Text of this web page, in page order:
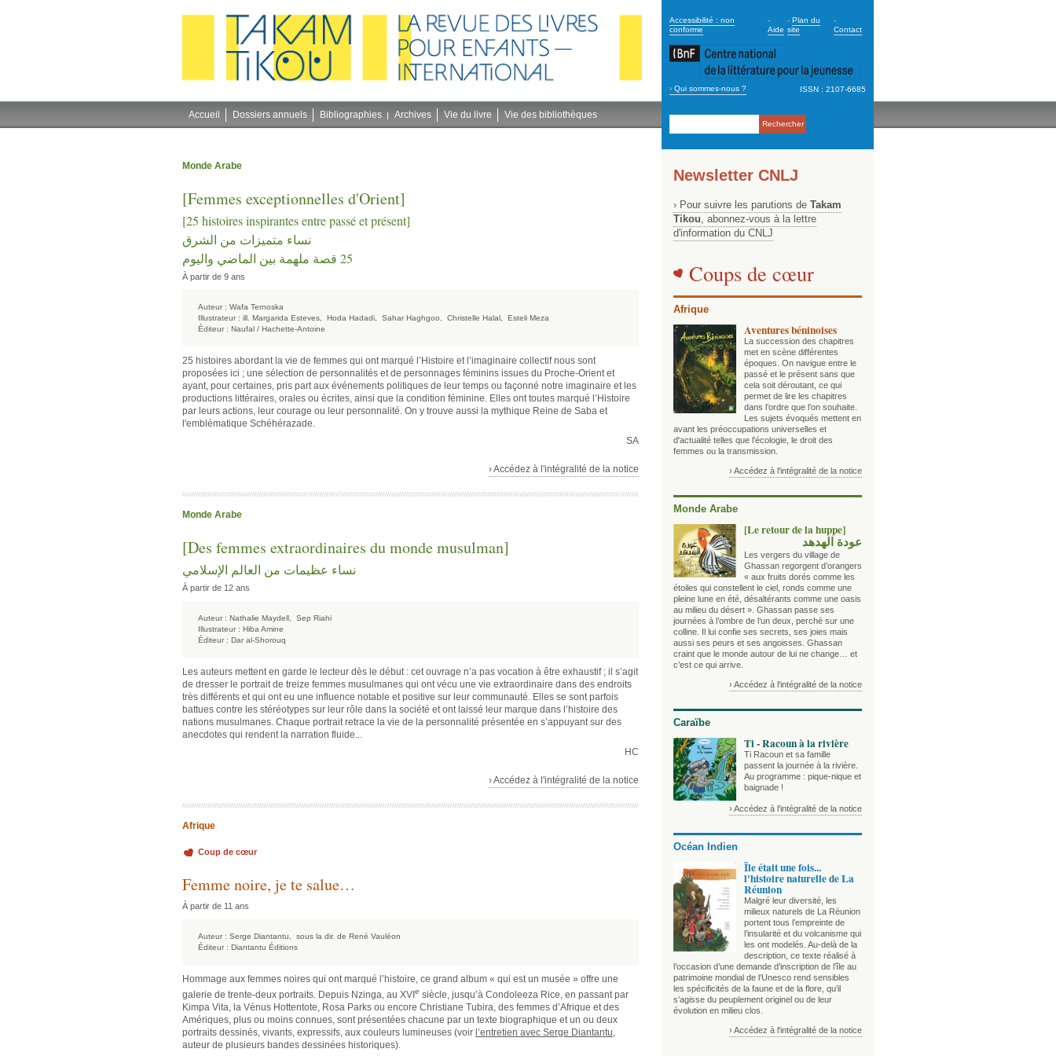
secondary_2
Accessibilité : non
conforme
-
Aide
-Plan du
site
-
Contact
Navigation
› Qui sommes-nous ? ISSN : 2107-6685
Accueil Dossiers annuels Bibliographies Archives Vie du livre Vie des bibliothèques
Monde Arabe
[Femmes exceptionnelles d'Orient]
[25 histoires inspirantes entre passé et présent]
نساء متميزات من الشرق
25 قصة ملهمة بين الماضي واليوم
À partir de 9 ans
Auteur : Wafa Ternoska
Illustrateur : ill. Margarida Esteves, Hoda Hadadi, Sahar Haghgoo, Christelle Halal,
Esteli Meza
Éditeur : Naufal / Hachette-Antoine
25 histoires abordant la vie de femmes qui ont marqué l’Histoire et l’imaginaire collectif nous sont
proposées ici ; une sélection de personnalités et de personnages féminins issues du Proche-Orient et
ayant, pour certaines, pris part aux événements politiques de leur temps ou façonné notre imaginaire et les
productions littéraires, orales ou écrites, ainsi que la condition féminine. Elles ont toutes marqué l’Histoire
par leurs actions, leur courage ou leur personnalité. On y trouve aussi la mythique Reine de Saba et
l'emblématique Schéhérazade.
SA
› Accédez à l'intégralité de la notice
Monde Arabe
[Des femmes extraordinaires du monde musulman]
نساء عظيمات من العالم الإسلامي
À partir de 12 ans
Auteur : Nathalie Maydell,
Sep Riahi
Illustrateur : Hiba Amine
Éditeur : Dar al-Shorouq
Les auteurs mettent en garde le lecteur dès le début : cet ouvrage n’a pas vocation à être exhaustif ; il s’agit
de dresser le portrait de treize femmes musulmanes qui ont vécu une vie extraordinaire dans des endroits
très différents et qui ont eu une influence notable et positive sur leur communauté. Elles se sont parfois
battues contre les stéréotypes sur leur rôle dans la société et ont laissé leur marque dans l’histoire des
nations musulmanes. Chaque portrait retrace la vie de la personnalité présentée en s’appuyant sur des
anecdotes qui rendent la narration fluide...
HC
› Accédez à l'intégralité de la notice
Afrique
Coup de cœur
Femme noire, je te salue…
À partir de 11 ans
Auteur : Serge Diantantu,
sous la dir. de René Vauléon
Éditeur : Diantantu Éditions
Hommage aux femmes noires qui ont marqué l’histoire, ce grand album « qui est un musée » offre une
galerie de trente-deux portraits. Depuis Nzinga, au XVI e siècle, jusqu’à Condoleeza Rice, en passant par
Kimpa Vita, la Vénus Hottentote, Rosa Parks ou encore Christiane Tubira, des femmes d’Afrique et des
Amériques, plus ou moins connues, sont présentées chacune par un texte biographique et un ou deux
portraits dessinés, vivants, expressifs, aux couleurs lumineuses (voir l’entretien avec Serge Diantantu,
auteur de plusieurs bandes dessinées historiques).
Newsletter CNLJ
› Pour suivre les parutions de Takam
Tikou, abonnez-vous à la lettre
d'information du CNLJ
Coups de cœur
Afrique
Aventures béninoises
La succession des chapitres
met en scène différentes
époques. On navigue entre le
passé et le présent sans que
cela soit déroutant, ce qui
permet de lire les chapitres
dans l’ordre que l’on souhaite.
Les sujets évoqués mettent en
avant les préoccupations universelles et
d'actualité telles que l'écologie, le droit des
femmes ou la transmission.
› Accédez à l'intégralité de la notice
Monde Arabe
[Le retour de la huppe]
عودة الهدهد
Les vergers du village de
Ghassan regorgent d’orangers
« aux fruits dorés comme les
étoiles qui constellent le ciel, ronds comme une
pleine lune en été, désaltérants comme une oasis
au milieu du désert ». Ghassan passe ses
journées à l’ombre de l’un deux, perché sur une
colline. Il lui confie ses secrets, ses joies mais
aussi ses peurs et ses angoisses. Ghassan
craint que le monde autour de lui ne change… et
c’est ce qui arrive.
› Accédez à l'intégralité de la notice
Caraïbe
Ti - Racoun à la rivière
Ti Racoun et sa famille
passent la journée à la rivière.
Au programme : pique-nique et
baignade !
› Accédez à l'intégralité de la notice
Océan Indien
Île était une fois...
l'histoire naturelle de La
Réunion
Malgré leur diversité, les
milieux naturels de La Réunion
portent tous l’empreinte de
l’insularité et du volcanisme qui
les ont modelés. Au-delà de la
description, ce texte réalisé à
l’occasion d’une demande d’inscription de l’île au
patrimoine mondial de l’Unesco rend sensibles
les spécificités de la faune et de la flore, qu’il
s’agisse du peuplement originel ou de leur
évolution en milieu clos.
› Accédez à l'intégralité de la notice